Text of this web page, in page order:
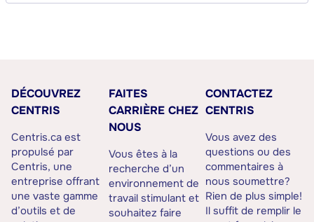
DÉCOUVREZ
CENTRIS
Centris.ca est
propulsé par
Centris, une
entreprise offrant
une vaste gamme
d’outils et de
FAITES
CARRIÈRE CHEZ
NOUS
Vous êtes à la
recherche d’un
environnement de
travail stimulant et
souhaitez faire
CONTACTEZ
CENTRIS
Vous avez des
questions ou des
commentaires à
nous soumettre?
Rien de plus simple!
Il suffit de remplir le